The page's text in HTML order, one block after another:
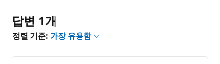
음
답변 1개
정렬 기준: 가장 유용함